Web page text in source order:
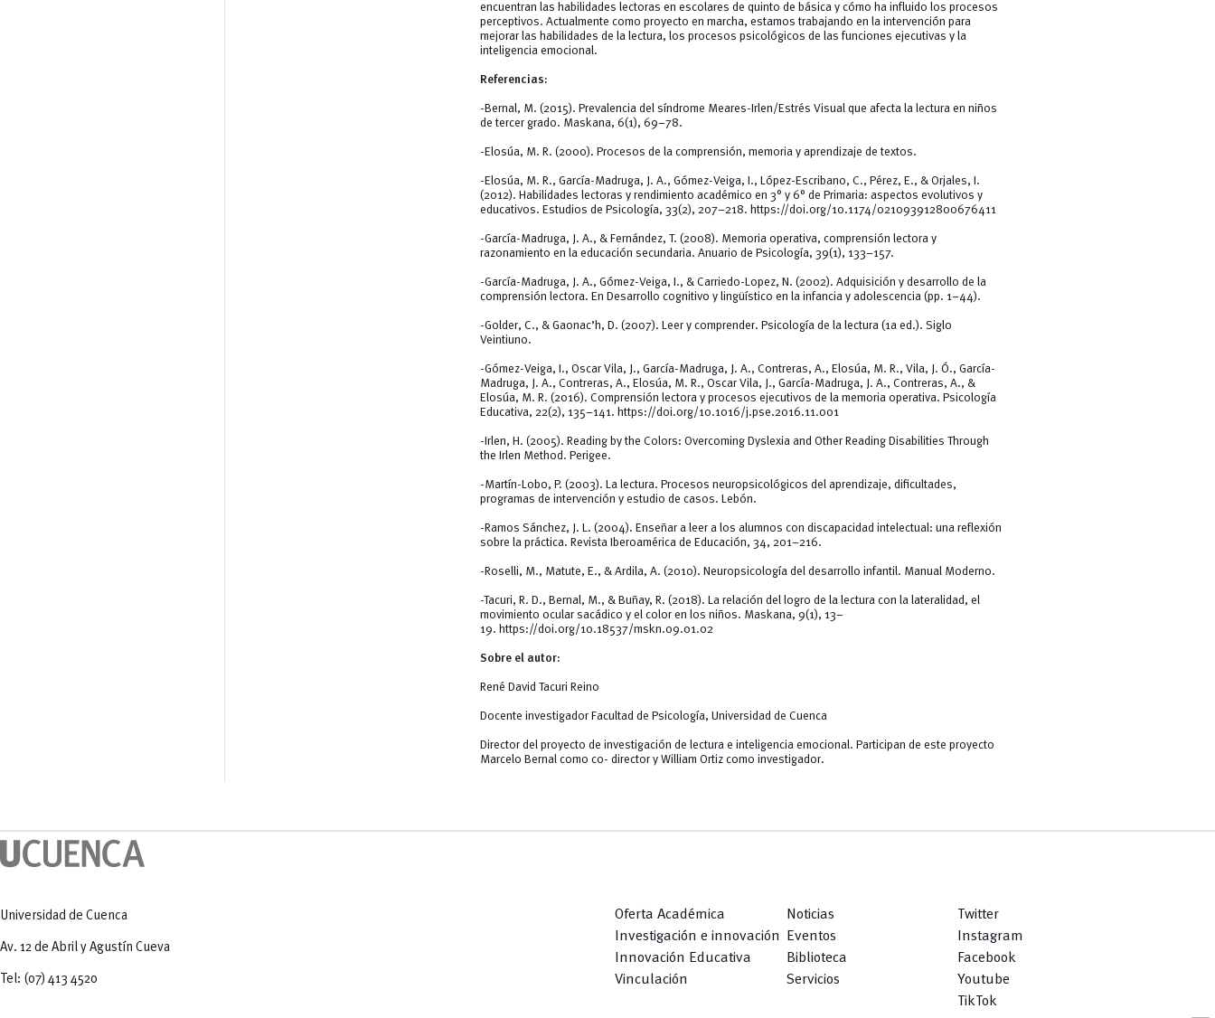
encuentran las habilidades lectoras en escolares de quinto de básica y cómo ha influido los procesos
perceptivos. Actualmente como proyecto en marcha, estamos trabajando en la intervención para
mejorar las habilidades de la lectura, los procesos psicológicos de las funciones ejecutivas y la
inteligencia emocional.
Referencias:
-Bernal, M. (2015). Prevalencia del síndrome Meares-Irlen/Estrés Visual que afecta la lectura en niños
de tercer grado. Maskana, 6(1), 69–78.
-Elosúa, M. R. (2000). Procesos de la comprensión, memoria y aprendizaje de textos.
-Elosúa, M. R., García-Madruga, J. A., Gómez-Veiga, I., López-Escribano, C., Pérez, E., & Orjales, I.
(2012). Habilidades lectoras y rendimiento académico en 3° y 6° de Primaria: aspectos evolutivos y
educativos. Estudios de Psicología, 33(2), 207–218. https://doi.org/10.1174/021093912800676411
-García-Madruga, J. A., & Fernández, T. (2008). Memoria operativa, comprensión lectora y
razonamiento en la educación secundaria. Anuario de Psicología, 39(1), 133–157.
-García-Madruga, J. A., Gómez-Veiga, I., & Carriedo-Lopez, N. (2002). Adquisición y desarrollo de la
comprensión lectora. En Desarrollo cognitivo y lingüístico en la infancia y adolescencia (pp. 1–44).
-Golder, C., & Gaonac’h, D. (2007). Leer y comprender. Psicología de la lectura (1a ed.). Siglo
Veintiuno.
-Gómez-Veiga, I., Oscar Vila, J., García-Madruga, J. A., Contreras, A., Elosúa, M. R., Vila, J. Ó., García-
Madruga, J. A., Contreras, A., Elosúa, M. R., Oscar Vila, J., García-Madruga, J. A., Contreras, A., &
Elosúa, M. R. (2016). Comprensión lectora y procesos ejecutivos de la memoria operativa. Psicología
Educativa, 22(2), 135–141. https://doi.org/10.1016/j.pse.2016.11.001
-Irlen, H. (2005). Reading by the Colors: Overcoming Dyslexia and Other Reading Disabilities Through
the Irlen Method. Perigee.
-Martín-Lobo, P. (2003). La lectura. Procesos neuropsicológicos del aprendizaje, dificultades,
programas de intervención y estudio de casos. Lebón.
-Ramos Sánchez, J. L. (2004). Enseñar a leer a los alumnos con discapacidad intelectual: una reflexión
sobre la práctica. Revista Iberoamérica de Educación, 34, 201–216.
-Roselli, M., Matute, E., & Ardila, A. (2010). Neuropsicología del desarrollo infantil. Manual Moderno.
-Tacuri, R. D., Bernal, M., & Buñay, R. (2018). La relación del logro de la lectura con la lateralidad, el
movimiento ocular sacádico y el color en los niños. Maskana, 9(1), 13–
19. https://doi.org/10.18537/mskn.09.01.02
Sobre el autor:
René David Tacuri Reino
Docente investigador Facultad de Psicología, Universidad de Cuenca
Director del proyecto de investigación de lectura e inteligencia emocional. Participan de este proyecto
Marcelo Bernal como co- director y William Ortiz como investigador.
Universidad de Cuenca
Av. 12 de Abril y Agustín Cueva
Tel: (07) 413 4520
Oferta Académica
Investigación e innovación
Innovación Educativa
Vinculación
Noticias
Eventos
Biblioteca
Servicios
Twitter
Instagram
Facebook
Youtube
TikTok